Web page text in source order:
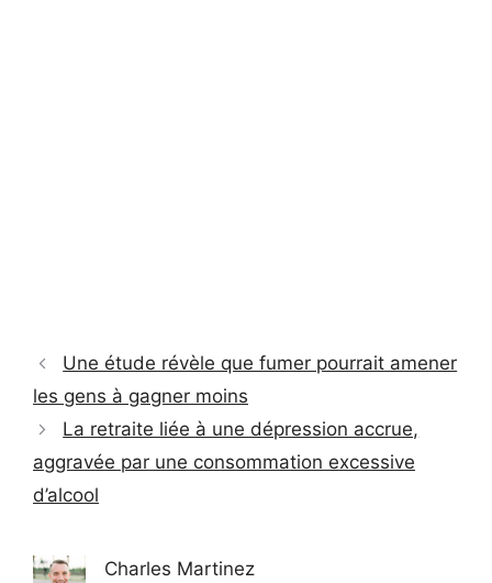
Une étude révèle que fumer pourrait amener
les gens à gagner moins
La retraite liée à une dépression accrue,
aggravée par une consommation excessive
d’alcool
Charles Martinez